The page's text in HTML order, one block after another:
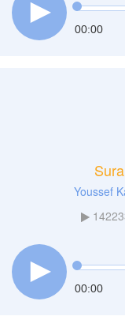
00:00
Youssef
00:00